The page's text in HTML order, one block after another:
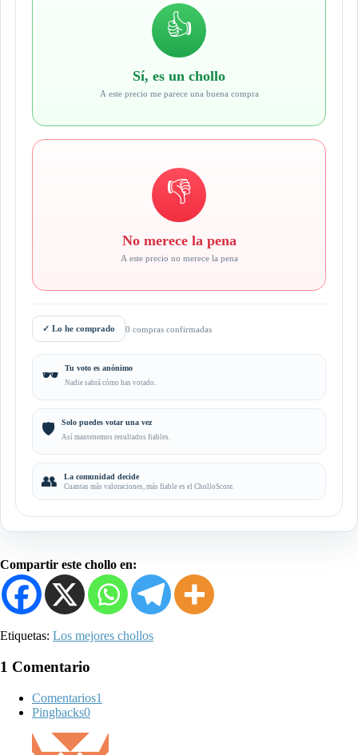
👍
Sí, es un chollo
A este precio me parece una buena compra
👎
No merece la pena
A este precio no merece la pena
✓ Lo he comprado 0 compras confirmadas
🕶️ Tu voto es anónimo
Nadie sabrá cómo has votado.
🛡️ Solo puedes votar una vez
Así mantenemos resultados fiables.
👥 La comunidad decide
Cuantas más valoraciones, más fiable es el CholloScore.
Compartir este chollo en:
Etiquetas: Los mejores chollos
1 Comentario
Comentarios1
Pingbacks0